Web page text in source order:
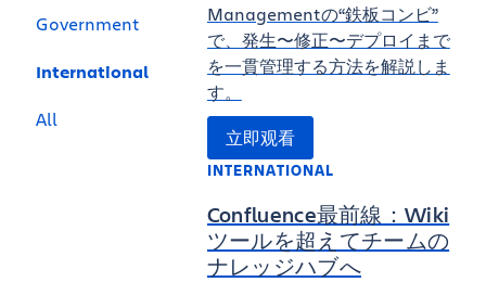
Government
International
All
Managementの“鉄板コンビ”
で、発生〜修正〜デプロイまで
を一貫管理する方法を解説しま
す。
立即观看
INTERNATIONAL
Confluence最前線：Wiki
ツールを超えてチームの
ナレッジハブへ